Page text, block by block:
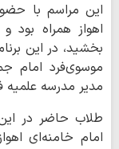
این مراسم با
اهواز همراه
بخشید، در این
موسوی‌فرد امام
مدیر مدرسه علمیه
طلاب حاضر در
امام خامنه‌ای